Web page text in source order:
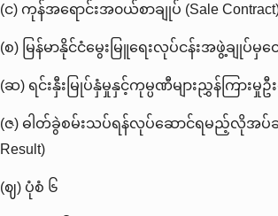
(င) ကုန်အရောင်းအ၀ယ်စာချုပ် (Sale
(စ) မြန်မာနိုင်ငံမွေးမြူရေးလုပ်ငန်းအဖွဲ့ချုပ်
(ဆ) ရင်းနှီးမြုပ်နှံမှုနှင့်ကုမ္ပဏီများညွှန်ကြ
(ဇ) ဓါတ်ခွဲစမ်းသပ်ရန်လုပ်ဆောင်ရမည့်လိုအပ်ချက်
Result)
(ဈ) ပုံစံ ၆